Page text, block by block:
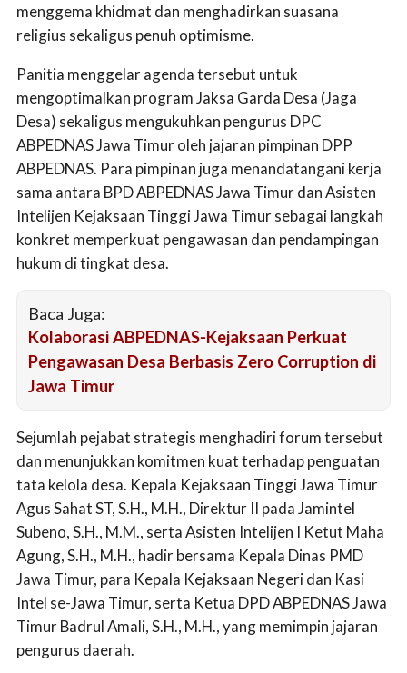
menggema khidmat dan menghadirkan suasana
religius sekaligus penuh optimisme.
Panitia menggelar agenda tersebut untuk
mengoptimalkan program Jaksa Garda Desa (Jaga
Desa) sekaligus mengukuhkan pengurus DPC
ABPEDNAS Jawa Timur oleh jajaran pimpinan DPP
ABPEDNAS. Para pimpinan juga menandatangani kerja
sama antara BPD ABPEDNAS Jawa Timur dan Asisten
Intelijen Kejaksaan Tinggi Jawa Timur sebagai langkah
konkret memperkuat pengawasan dan pendampingan
hukum di tingkat desa.
Baca Juga:
Kolaborasi ABPEDNAS-Kejaksaan Perkuat
Pengawasan Desa Berbasis Zero Corruption di
Jawa Timur
Sejumlah pejabat strategis menghadiri forum tersebut
dan menunjukkan komitmen kuat terhadap penguatan
tata kelola desa. Kepala Kejaksaan Tinggi Jawa Timur
Agus Sahat ST, S.H., M.H., Direktur II pada Jamintel
Subeno, S.H., M.M., serta Asisten Intelijen I Ketut Maha
Agung, S.H., M.H., hadir bersama Kepala Dinas PMD
Jawa Timur, para Kepala Kejaksaan Negeri dan Kasi
Intel se-Jawa Timur, serta Ketua DPD ABPEDNAS Jawa
Timur Badrul Amali, S.H., M.H., yang memimpin jajaran
pengurus daerah.